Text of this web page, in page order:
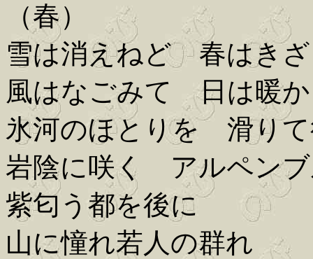
（春）
雪は消えねど 春はき
風はなごみて 日は暖
氷河のほとりを 滑り
岩陰に咲く アルペン
紫匂う都を後に
山に憧れ若人の群れ